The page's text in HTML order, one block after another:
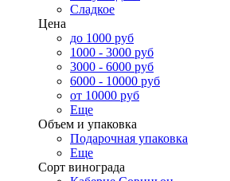
Сладкое
Цена
до 1000 руб
1000 - 3000 руб
3000 - 6000 руб
6000 - 10000 руб
от 10000 руб
Еще
Объем и упаковка
Подарочная упаковка
Еще
Сорт винограда